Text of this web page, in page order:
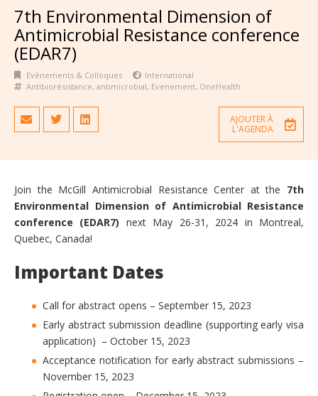
7th Environmental Dimension of
Antimicrobial Resistance conference
(EDAR7)
Evènements & Colloques
International
Antibiorésistance, antimicrobial, Evenement, OneHealth
AJOUTER À
L'AGENDA
Join the McGill Antimicrobial Resistance Center at the 7th
Environmental Dimension of Antimicrobial Resistance
conference (EDAR7) next May 26-31, 2024 in Montreal,
Quebec, Canada!
Important Dates
Call for abstract opens – September 15, 2023
Early abstract submission deadline (supporting early visa
application) – October 15, 2023
Acceptance notification for early abstract submissions –
November 15, 2023